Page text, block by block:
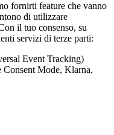
fornirti feature che vanno
di utilizzare
il tuo consenso, su
servizi di terze parti:
Event Tracking)
Mode, Klarna,